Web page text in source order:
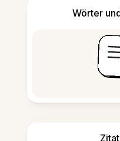
Wörter